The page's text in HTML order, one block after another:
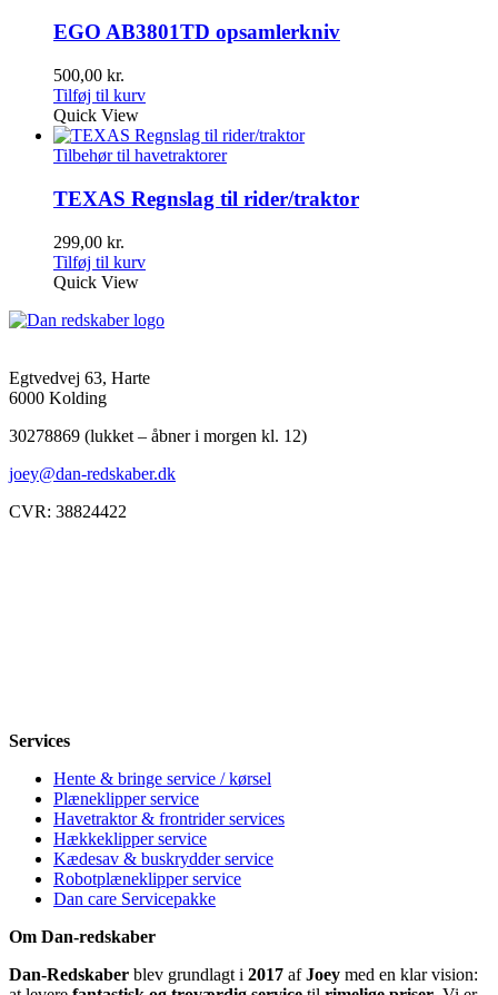
EGO AB3801TD opsamlerkniv
500,00 kr.
Tilføj til kurv
Quick View
Tilbehør til havetraktorer
TEXAS Regnslag til rider/traktor
299,00 kr.
Tilføj til kurv
Quick View
Egtvedvej 63, Harte
6000 Kolding
30278869 (lukket – åbner i morgen kl. 12)
joey@dan-redskaber.dk
CVR: 38824422
Services
Hente & bringe service / kørsel
Plæneklipper service
Havetraktor & frontrider services
Hækkeklipper service
Kædesav & buskrydder service
Robotplæneklipper service
Dan care Servicepakke
Om Dan-redskaber
Dan-Redskaber blev grundlagt i 2017 afJoey med en klar vision: